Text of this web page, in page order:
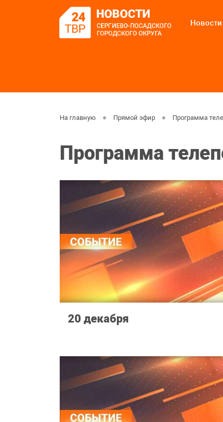
Новости
На главную Прямой эфир Программа
Программа
20 декабря